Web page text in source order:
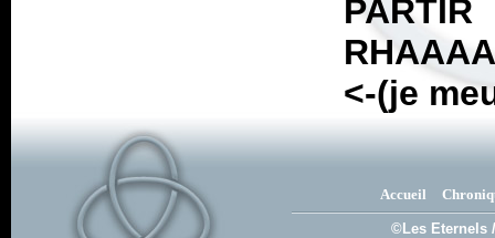
<-(je
Accueil
©Les Eternels